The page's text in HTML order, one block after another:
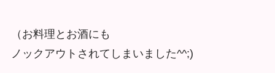
（お料理とお酒にも
ノックアウトされてしまいました^^;)